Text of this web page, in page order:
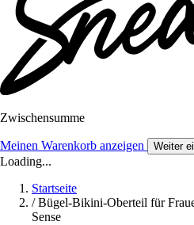
Zwischensumme
Meinen Warenkorb anzeigen Weiter
Loading...
Startseite
/ Bügel-Bikini-Oberteil für
Sense